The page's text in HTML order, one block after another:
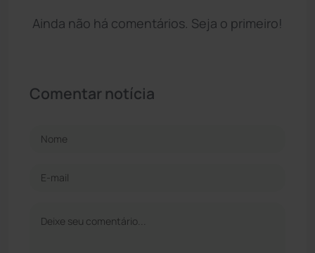
Ainda não há comentários. Seja o primeiro!
Comentar notícia